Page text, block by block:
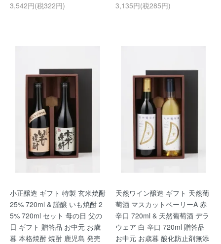
3,542円(税322円)
3,135円(税285円)
小正醸造 ギフト 特製 玄米焼酎
25% 720ml & 謹醸 いも焼酎 2
5% 720ml セット 母の日 父の
日 ギフト 贈答品 お中元 お歳
暮 本格焼酎 焼酎 鹿児島 発売
天然ワイン醸造 ギフト 天然葡
萄酒 マスカットベーリーA 赤
辛口 720ml & 天然葡萄酒 デラ
ウェア 白 辛口 720ml 贈答品
お中元 お歳暮 酸化防止剤無添